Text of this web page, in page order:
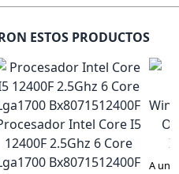
ESTOS PRODUCTOS
Intel Core I5
12400F 2.5Ghz 6 Core
Bx8071512400F
A un